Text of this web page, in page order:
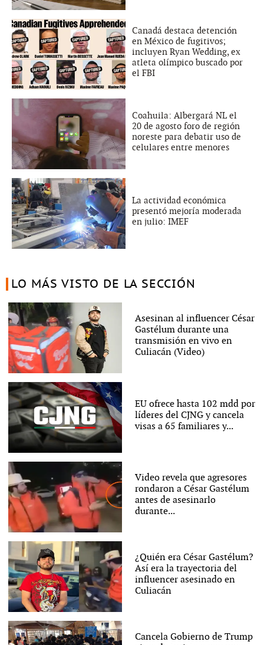
Canadá destaca detención
en México de fugitivos;
incluyen Ryan Wedding, ex
atleta olímpico buscado por
el FBI
Coahuila: Albergará NL el
20 de agosto foro de región
noreste para debatir uso de
celulares entre menores
La actividad económica
presentó mejoría moderada
en julio: IMEF
LO MÁS VISTO DE LA SECCIÓN
Asesinan al influencer César
Gastélum durante una
transmisión en vivo en
Culiacán (Video)
EU ofrece hasta 102 mdd por
líderes del CJNG y cancela
visas a 65 familiares y...
Video revela que agresores
rondaron a César Gastélum
antes de asesinarlo
durante...
¿Quién era César Gastélum?
Así era la trayectoria del
influencer asesinado en
Culiacán
Cancela Gobierno de Trump